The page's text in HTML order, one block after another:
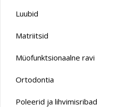
Luubid
Matriitsid
Müofunktsionaalne ravi
Ortodontia
Poleerid ja lihvimisribad